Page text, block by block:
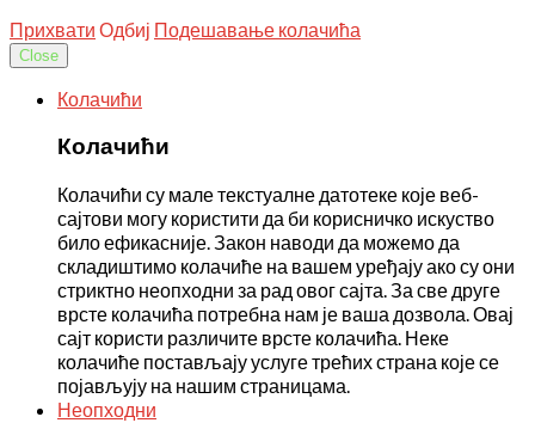
Прихвати Одбиј Подешавање колачића
Close
Колачићи
Колачићи
Колачићи су мале текстуалне датотеке које веб-
сајтови могу користити да би корисничко искуство
било ефикасније. Закон наводи да можемо да
складиштимо колачиће на вашем уређају ако су они
стриктно неопходни за рад овог сајта. За све друге
врсте колачића потребна нам је ваша дозвола. Овај
сајт користи различите врсте колачића. Неке
колачиће постављају услуге трећих страна које се
појављују на нашим страницама.
Неопходни